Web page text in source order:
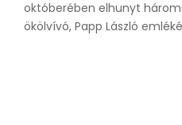
októberében elhunyt
ökölvívó, Papp László